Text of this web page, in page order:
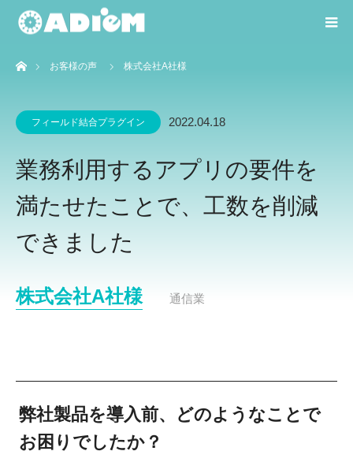
ホームお客様の声 株式会社A社様
フィールド結合プラグイン 2022.04.18
業務利用するアプリの要件を
満たせたことで、工数を削減
できました
株式会社A社様 通信業
弊社製品を導入前、どのようなことで
お困りでしたか？